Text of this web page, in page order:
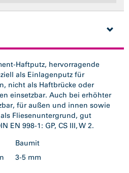
Haftputz, hervorragende
als Einlagenputz für
nicht als Haftbrücke oder
einsetzbar. Auch bei erhöhter
für außen und innen sowie
Fliesenuntergrund, gut
EN 998-1: GP, CS III, W 2.
Baumit
3-5 mm